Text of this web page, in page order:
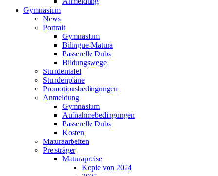
Gymnasium
News
Portrait
Gymnasium
Bilingue-Matura
Passerelle Dubs
Bildungswege
Stundentafel
Stundenpläne
Promotionsbedingungen
Anmeldung
Gymnasium
Aufnahmebedingungen
Passerelle Dubs
Kosten
Maturaarbeiten
Preisträger
Maturapreise
Kopie von 2024